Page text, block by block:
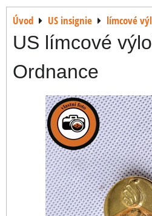
Úvod US insignie límcové
US límcové
Ordnance